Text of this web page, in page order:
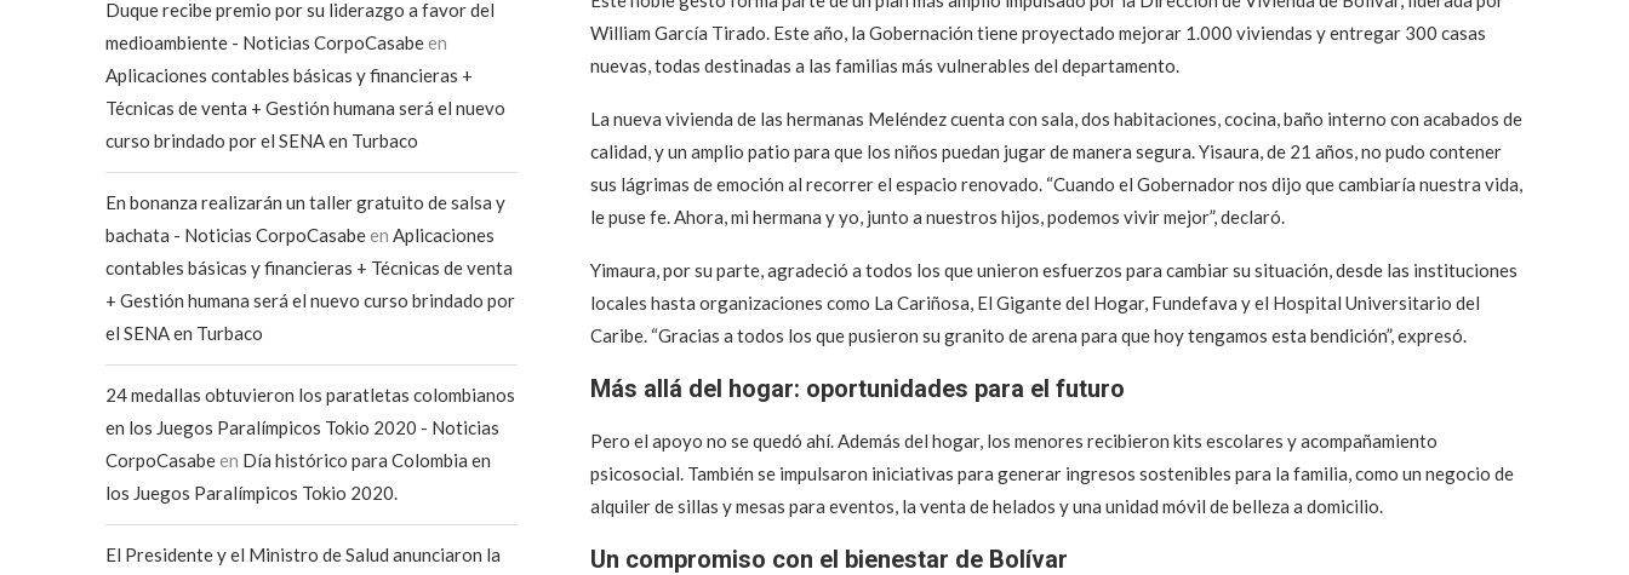
William García Tirado. Este año, la Gobernación tiene proyectado mejorar 1.000 viviendas y entregar 300 casas
nuevas, todas destinadas a las familias más vulnerables del departamento.
La nueva vivienda de las hermanas Meléndez cuenta con sala, dos habitaciones, cocina, baño interno con acabados de
calidad, y un amplio patio para que los niños puedan jugar de manera segura. Yisaura, de 21 años, no pudo contener
sus lágrimas de emoción al recorrer el espacio renovado. “Cuando el Gobernador nos dijo que cambiaría nuestra vida,
le puse fe. Ahora, mi hermana y yo, junto a nuestros hijos, podemos vivir mejor”, declaró.
Yimaura, por su parte, agradeció a todos los que unieron esfuerzos para cambiar su situación, desde las instituciones
locales hasta organizaciones como La Cariñosa, El Gigante del Hogar, Fundefava y el Hospital Universitario del
Caribe. “Gracias a todos los que pusieron su granito de arena para que hoy tengamos esta bendición”, expresó.
Más allá del hogar: oportunidades para el futuro
Pero el apoyo no se quedó ahí. Además del hogar, los menores recibieron kits escolares y acompañamiento
psicosocial. También se impulsaron iniciativas para generar ingresos sostenibles para la familia, como un negocio de
alquiler de sillas y mesas para eventos, la venta de helados y una unidad móvil de belleza a domicilio.
Un compromiso con el bienestar de Bolívar
Duque recibe premio por su liderazgo a favor del
medioambiente - Noticias CorpoCasabeen
Aplicaciones contables básicas y financieras +
Técnicas de venta + Gestión humana será el nuevo
curso brindado por el SENA en Turbaco
En bonanza realizarán un taller gratuito de salsa y
bachata - Noticias CorpoCasabeen Aplicaciones
contables básicas y financieras + Técnicas de venta
+ Gestión humana será el nuevo curso brindado por
el SENA en Turbaco
24 medallas obtuvieron los paratletas colombianos
en los Juegos Paralímpicos Tokio 2020 - Noticias
CorpoCasabeen Día histórico para Colombia en
los Juegos Paralímpicos Tokio 2020.
El Presidente y el Ministro de Salud anunciaron la